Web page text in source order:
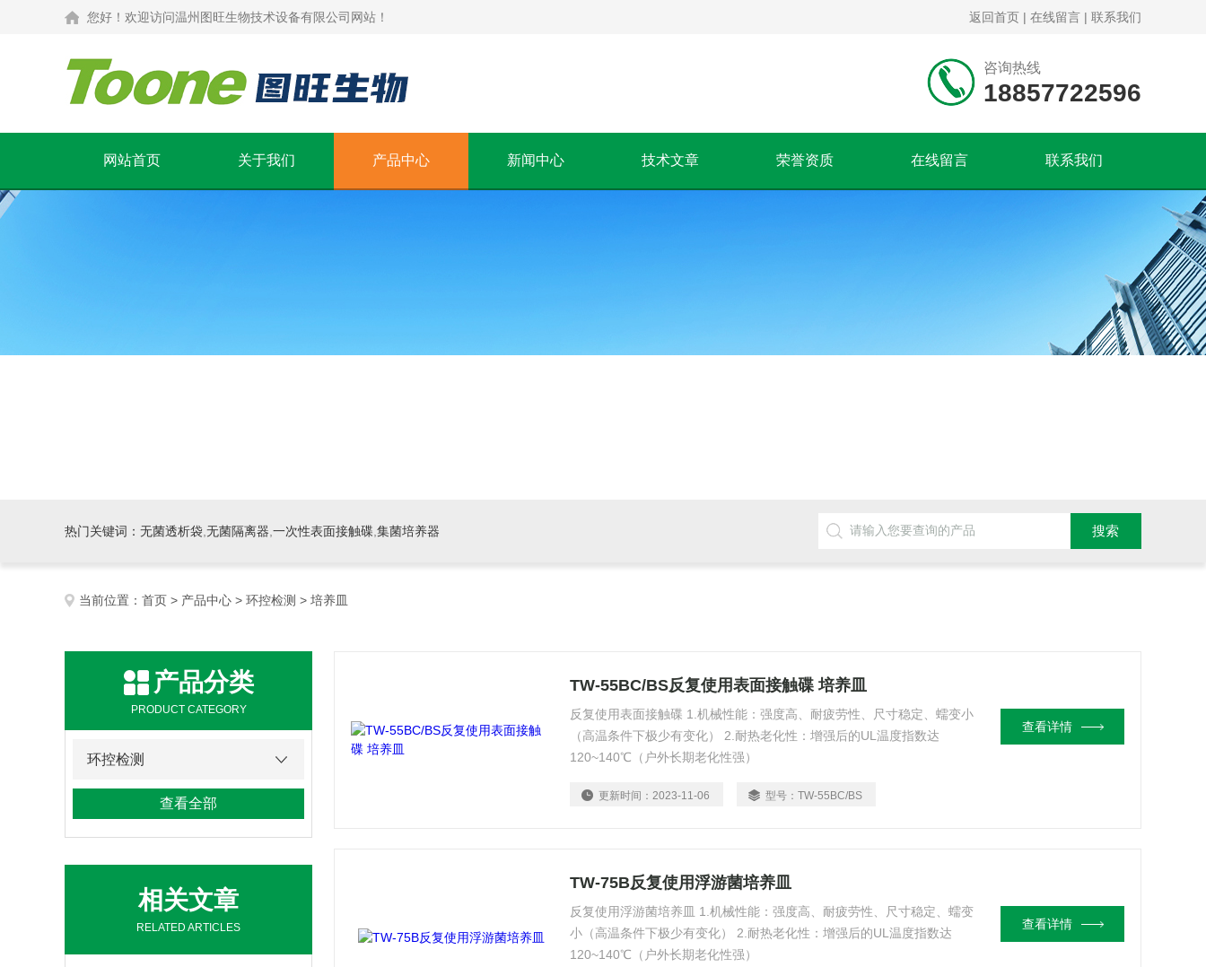
您好！欢迎访问温州图旺生物技术设备有限公司网站！ 返回首页 | 在线留言 | 联系我们
咨询热线
18857722596
网站首页 关于我们 产品中心 新闻中心 技术文章 荣誉资质 在线留言 联系我们
热门关键词： 无菌透析袋 无菌隔离器 一次性表面接触碟 集菌培养器
当前位置： 首页 > 产品中心 > 环控检测 > 培养皿
产品分类
PRODUCT CATEGORY
环控检测
查看全部
相关文章
RELATED ARTICLES
TW-55BC/BS反复使用表面接触碟 培养皿
反复使用表面接触碟 1.机械性能：强度高、耐疲劳性、尺寸稳定、蠕变小
（高温条件下极少有变化） 2.耐热老化性：增强后的UL温度指数达
120~140℃（户外长期老化性强）
更新时间：2023-11-06 型号：TW-55BC/BS
查看详情
TW-75B反复使用浮游菌培养皿
反复使用浮游菌培养皿 1.机械性能：强度高、耐疲劳性、尺寸稳定、蠕变
小（高温条件下极少有变化） 2.耐热老化性：增强后的UL温度指数达
120~140℃（户外长期老化性强）
查看详情